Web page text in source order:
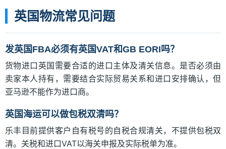
英国物流常见问题
发英国FBA必须有英国VAT和GB EORI吗？
货物进口英国需要合适的进口主体及清关信息。是否必须由
卖家本人持有，需要结合实际贸易关系和进口安排确认，但
亚马逊不能作为进口商。
英国海运可以做包税双清吗？
乐丰目前提供客户自有税号的自税合规清关，不提供包税双
清。关税和进口VAT以海关申报及实际税单为准。